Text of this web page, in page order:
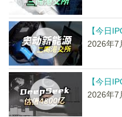
【今日
2026年7
【今日
2026年7